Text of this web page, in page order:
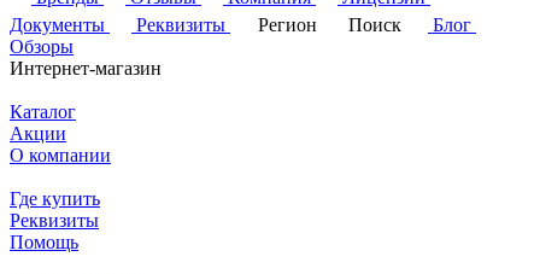
Документы
Реквизиты Регион Поиск
Блог
Обзоры
Интернет-магазин
Каталог
Акции
О компании
Где купить
Реквизиты
Помощь